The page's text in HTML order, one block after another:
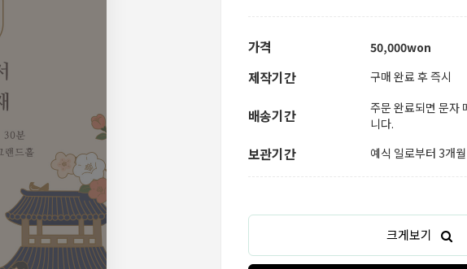
가격 50,000won
제작기간 구매 완료 후 즉시
배송기간
주문 완료되면 문자
니다.
보관기간 예식 일로부터 3개
크게보기